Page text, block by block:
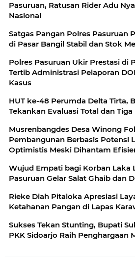
Pasuruan, Ratusan Rider Adu
Nasional
Satgas Pangan Polres Pasuruan
di Pasar Bangil Stabil dan Stok
Polres Pasuruan Ukir Prestasi di
Tertib Administrasi Pelaporan
Kasus
HUT ke-48 Perumda Delta Tirta,
Tekankan Evaluasi Total dan
Musrenbangdes Desa Winong
Pembangunan Berbasis Potensi
Optimistis Meski Dihantam
Wujud Empati bagi Korban Laka
Pasuruan Gelar Salat Ghaib dan
Rieke Diah Pitaloka Apresiasi
Ketahanan Pangan di Lapas
Sukses Tekan Stunting, Bupati
PKK Sidoarjo Raih Penghargaan